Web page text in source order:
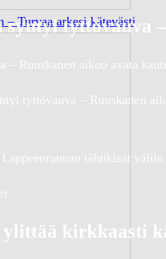
– Turvaa arkesi kätevästi
syntyi tyttövauva
– Ruuskanen aikoo avata
tyttövauva – Ruuskanen
tähtikisat
ylittää kirkkaasti